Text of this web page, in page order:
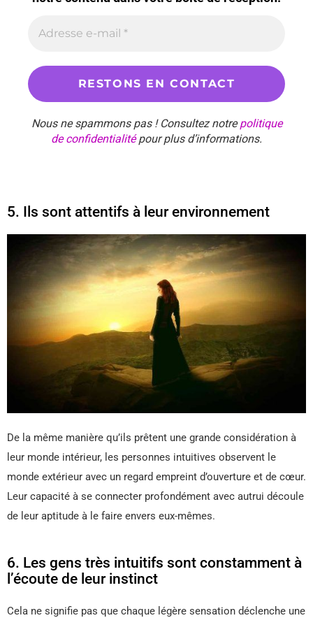
Nous ne spammons pas ! Consultez notrepolitique
de confidentialitépour plus d’informations.
5. Ils sont attentifs à leur environnement
De la même manière qu’ils prêtent une grande considération à
leur monde intérieur, les personnes intuitives observent le
monde extérieur avec un regard empreint d’ouverture et de cœur.
Leur capacité à se connecter profondément avec autrui découle
de leur aptitude à le faire envers eux-mêmes.
6. Les gens très intuitifs sont constamment à
l’écoute de leur instinct
Cela ne signifie pas que chaque légère sensation déclenche une